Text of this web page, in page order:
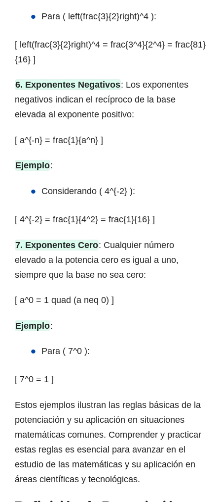
Para ( left(frac{3}{2}right)^4 ):
[ left(frac{3}{2}right)^4 = frac{3^4}{2^4} = frac{81}
{16} ]
6. Exponentes Negativos: Los exponentes
negativos indican el recíproco de la base
elevada al exponente positivo:
[ a^{-n} = frac{1}{a^n} ]
Ejemplo:
Considerando ( 4^{-2} ):
[ 4^{-2} = frac{1}{4^2} = frac{1}{16} ]
7. Exponentes Cero: Cualquier número
elevado a la potencia cero es igual a uno,
siempre que la base no sea cero:
[ a^0 = 1 quad (a neq 0) ]
Ejemplo:
Para ( 7^0 ):
[ 7^0 = 1 ]
Estos ejemplos ilustran las reglas básicas de la
potenciación y su aplicación en situaciones
matemáticas comunes. Comprender y practicar
estas reglas es esencial para avanzar en el
estudio de las matemáticas y su aplicación en
áreas científicas y tecnológicas.